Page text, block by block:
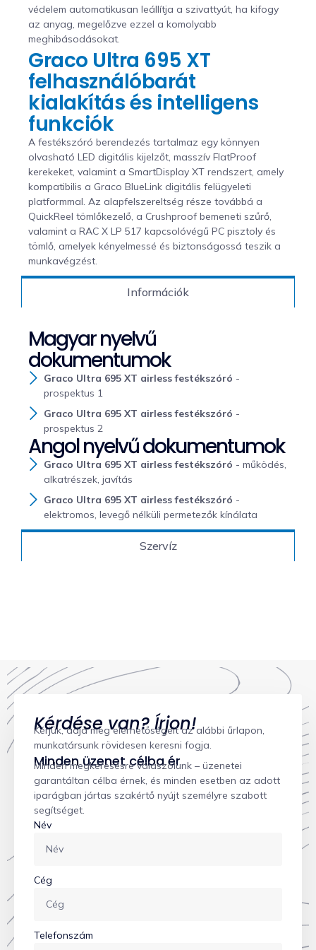
Információk
Szervíz
védelem automatikusan leállítja a szivattyút, ha kifogy
az anyag, megelőzve ezzel a komolyabb
meghibásodásokat.
Graco Ultra 695 XT
felhasználóbarát
kialakítás és intelligens
funkciók
A festékszóró berendezés tartalmaz egy könnyen
olvasható LED digitális kijelzőt, masszív FlatProof
kerekeket, valamint a SmartDisplay XT rendszert, amely
kompatibilis a Graco BlueLink digitális felügyeleti
platformmal. Az alapfelszereltség része továbbá a
QuickReel tömlőkezelő, a Crushproof bemeneti szűrő,
valamint a RAC X LP 517 kapcsolóvégű PC pisztoly és
tömlő, amelyek kényelmessé és biztonságossá teszik a
munkavégzést.
Magyar nyelvű
dokumentumok
Graco Ultra 695 XT airless festékszóró -
prospektus 1
Graco Ultra 695 XT airless festékszóró -
prospektus 2
Angol nyelvű dokumentumok
Graco Ultra 695 XT airless festékszóró - működés,
alkatrészek, javítás
Graco Ultra 695 XT airless festékszóró -
elektromos, levegő nélküli permetezők kínálata
Kérdése van? Írjon!
Kérjük, adja meg elérhetőségeit az alábbi űrlapon,
munkatársunk rövidesen keresni fogja.
Minden üzenet célba ér
Minden megkeresésre válaszolunk – üzenetei
garantáltan célba érnek, és minden esetben az adott
iparágban jártas szakértő nyújt személyre szabott
segítséget.
Név
Cég
Telefonszám